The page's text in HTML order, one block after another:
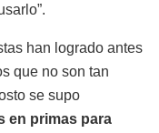
han logrado antes
que no son tan
se supo
en primas para